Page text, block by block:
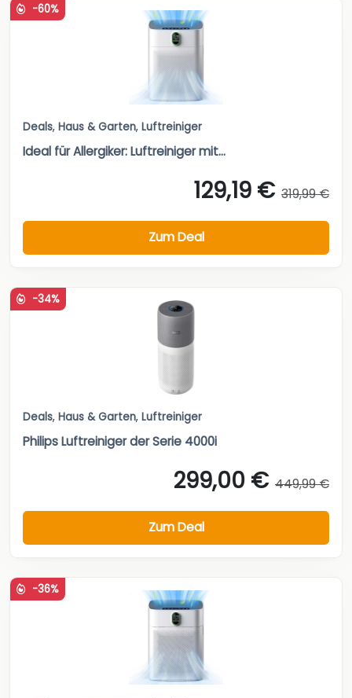
-60%
Deals, Haus & Garten, Luftreiniger
Ideal für Allergiker: Luftreiniger mit...
129,19 € 319,99 €
Zum Deal
-34%
Deals, Haus & Garten, Luftreiniger
Philips Luftreiniger der Serie 4000i
299,00 € 449,99 €
Zum Deal
-36%